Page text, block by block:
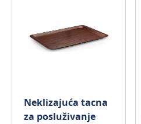
Neklizajuća tacna
za posluživanje